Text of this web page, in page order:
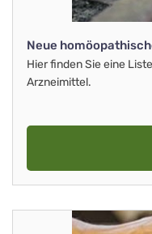
Neue
Hier finden Sie eine
Arzneimittel.